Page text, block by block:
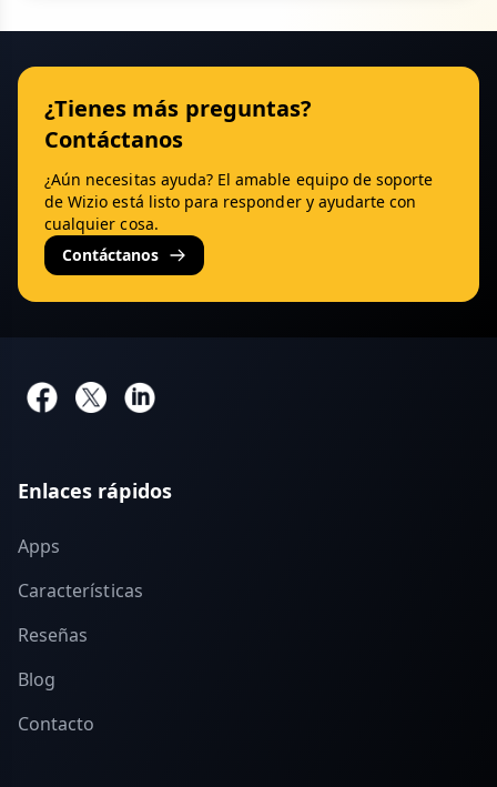
¿Tienes más preguntas?
Contáctanos
¿Aún necesitas ayuda? El amable equipo de soporte
de Wizio está listo para responder y ayudarte con
cualquier cosa.
Contáctanos
Enlaces rápidos
Apps
Características
Reseñas
Blog
Contacto